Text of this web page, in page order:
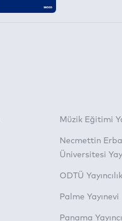
Müzik Eğitimi
Necmettin
Üniversitesi
ODTÜ Yayıncılık
Palme Yayınevi
Panama